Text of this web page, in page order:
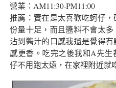
營業：AM11:30-PM11:00
推薦：實在是太喜歡吃蚵仔
份量十足，而且醬料不會太
沾到醬汁的口感我還是覺得
感更香。吃完之後我和A先
仔不用跑太遠，在家裡附近就